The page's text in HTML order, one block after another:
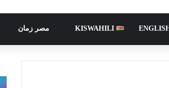
KISWAHILI مصر زمان